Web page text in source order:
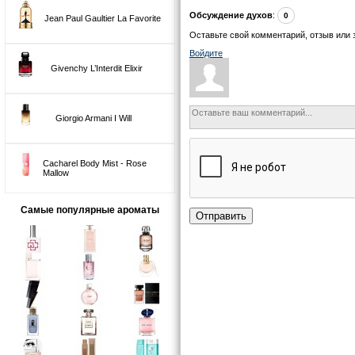
Jean Paul Gaultier La Favorite
Givenchy L’Interdit Elixir
Giorgio Armani I Will
Cacharel Body Mist - Rose
Mallow
Самые популярные ароматы
Обсуждение духов: 0
Оставьте свой комментарий, отзыв или
Войдите
Отправить